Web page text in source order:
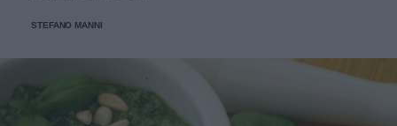
STEFANO MANNI